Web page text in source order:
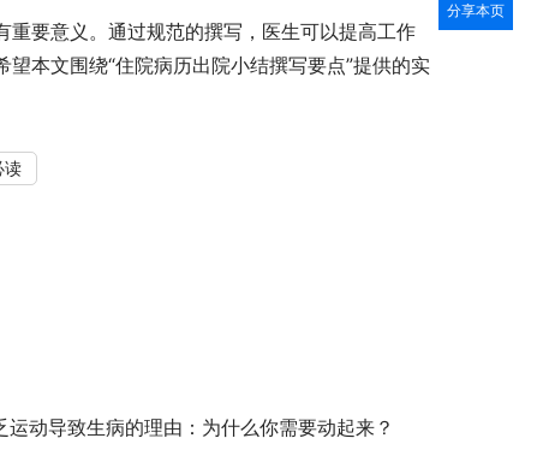
要意义。通过规范的撰写，医生可以提高工作
本文围绕“住院病历出院小结撰写要点”提供的实
读
运动导致生病的理由：为什么你需要动起来？
分享本页